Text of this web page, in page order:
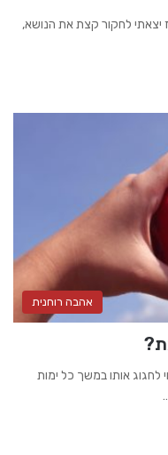
יצאתי לחקור קצת את הנושא,
אהבה רוחנית
לחגוג אותו במשך כל ימות